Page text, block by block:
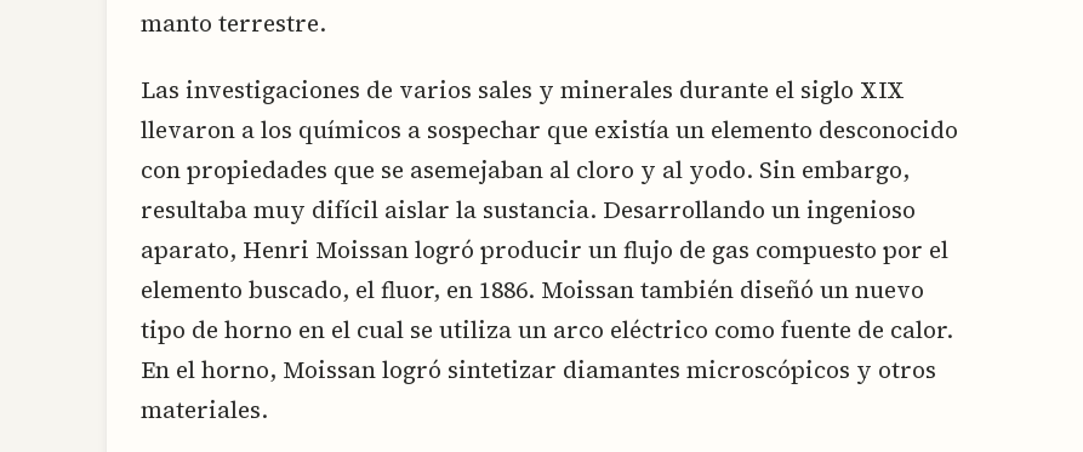
manto terrestre.
Las investigaciones de varios sales y minerales durante el siglo XIX
llevaron a los químicos a sospechar que existía un elemento desconocido
con propiedades que se asemejaban al cloro y al yodo. Sin embargo,
resultaba muy difícil aislar la sustancia. Desarrollando un ingenioso
aparato, Henri Moissan logró producir un flujo de gas compuesto por el
elemento buscado, el fluor, en 1886. Moissan también diseñó un nuevo
tipo de horno en el cual se utiliza un arco eléctrico como fuente de calor.
En el horno, Moissan logró sintetizar diamantes microscópicos y otros
materiales.